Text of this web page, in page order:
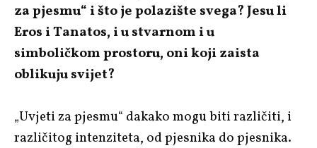
za pjesmu“ i što je polazište svega? Jesu li
Eros i Tanatos, i u stvarnom i u
simboličkom prostoru, oni koji zaista
oblikuju svijet?
„Uvjeti za pjesmu“ dakako mogu biti različiti, i
različitog intenziteta, od pjesnika do pjesnika.